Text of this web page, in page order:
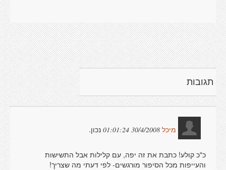
תגובות
מיכל 30/4/2008 01:01:24 נכון.
כ"כ קולע! כתבת את זה יפה, עם קלילות אבל התשישות
והעייפות מכל הסיפור מורגשים- לפי דעתי מה שצריך!